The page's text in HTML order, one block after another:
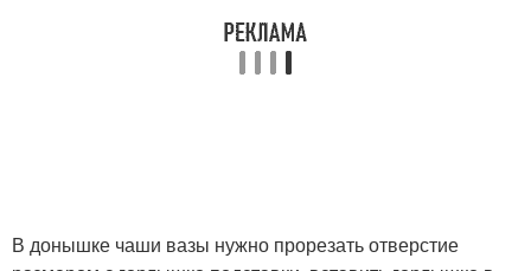
В донышке чаши вазы нужно прорезать отверстие